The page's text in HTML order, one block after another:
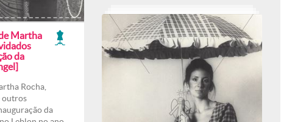
Martha
da
Rocha,
outros
da